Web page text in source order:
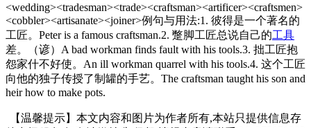
<wedding><tradesman><trade><craftsman><artificer><craftsmen>
<cobbler><artisanate><joiner>例句与用法:1. 彼得是一个著名的
工匠。Peter is a famous craftsman.2. 蹩脚工匠总说自己的工具
差。（谚）A bad workman finds fault with his tools.3. 拙工匠抱
怨家什不好使。An ill workman quarrel with his tools.4. 这个工匠
向他的独子传授了制罐的手艺。The craftsman taught his son and
heir how to make pots.
【温馨提示】本文内容和图片为作者所有,本站只提供信息存